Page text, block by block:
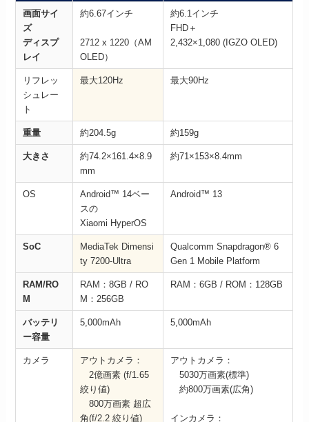
画面サイ
ズ
ディスプ
レイ
約6.67インチ
2712 x 1220（AM
OLED）
約6.1インチ
FHD＋
2,432×1,080 (IGZO OLED)
リフレッ
シュレー
ト
最大120Hz 最大90Hz
重量 約204.5g 約159g
大きさ
約74.2×161.4×8.9
mm
約71×153×8.4mm
OS
Android™ 14ベー
スの
Xiaomi HyperOS
Android™ 13
SoC
MediaTek Dimensi
ty 7200-Ultra
Qualcomm Snapdragon® 6
Gen 1 Mobile Platform
RAM/RO
M
RAM：8GB / RO
M：256GB
RAM：6GB / ROM：128GB
バッテリ
ー容量
5,000mAh 5,000mAh
カメラ
アウトカメラ：
2億画素 (f/1.65
絞り値)
800万画素 超広
角(f/2.2 絞り値)
アウトカメラ：
5030万画素(標準)
約800万画素(広角)
インカメラ：